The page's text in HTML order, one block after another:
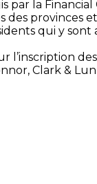
par la
des provinces
qui y sont
l’inscription
Clark &